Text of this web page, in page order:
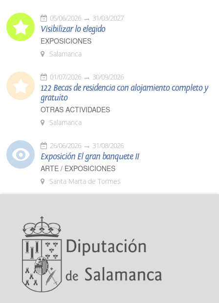
05/06/2026 31/03/2027
Visibilizar lo elegido
EXPOSICIONES
Salamanca
01/07/2026 30/09/2026
122 Becas de residencia con alojamiento completo y
gratuito
OTRAS ACTIVIDADES
Salamanca
26/06/2026 31/08/2026
Exposición El gran banquete II
ARTE / EXPOSICIONES
Santa Marta de Tormes